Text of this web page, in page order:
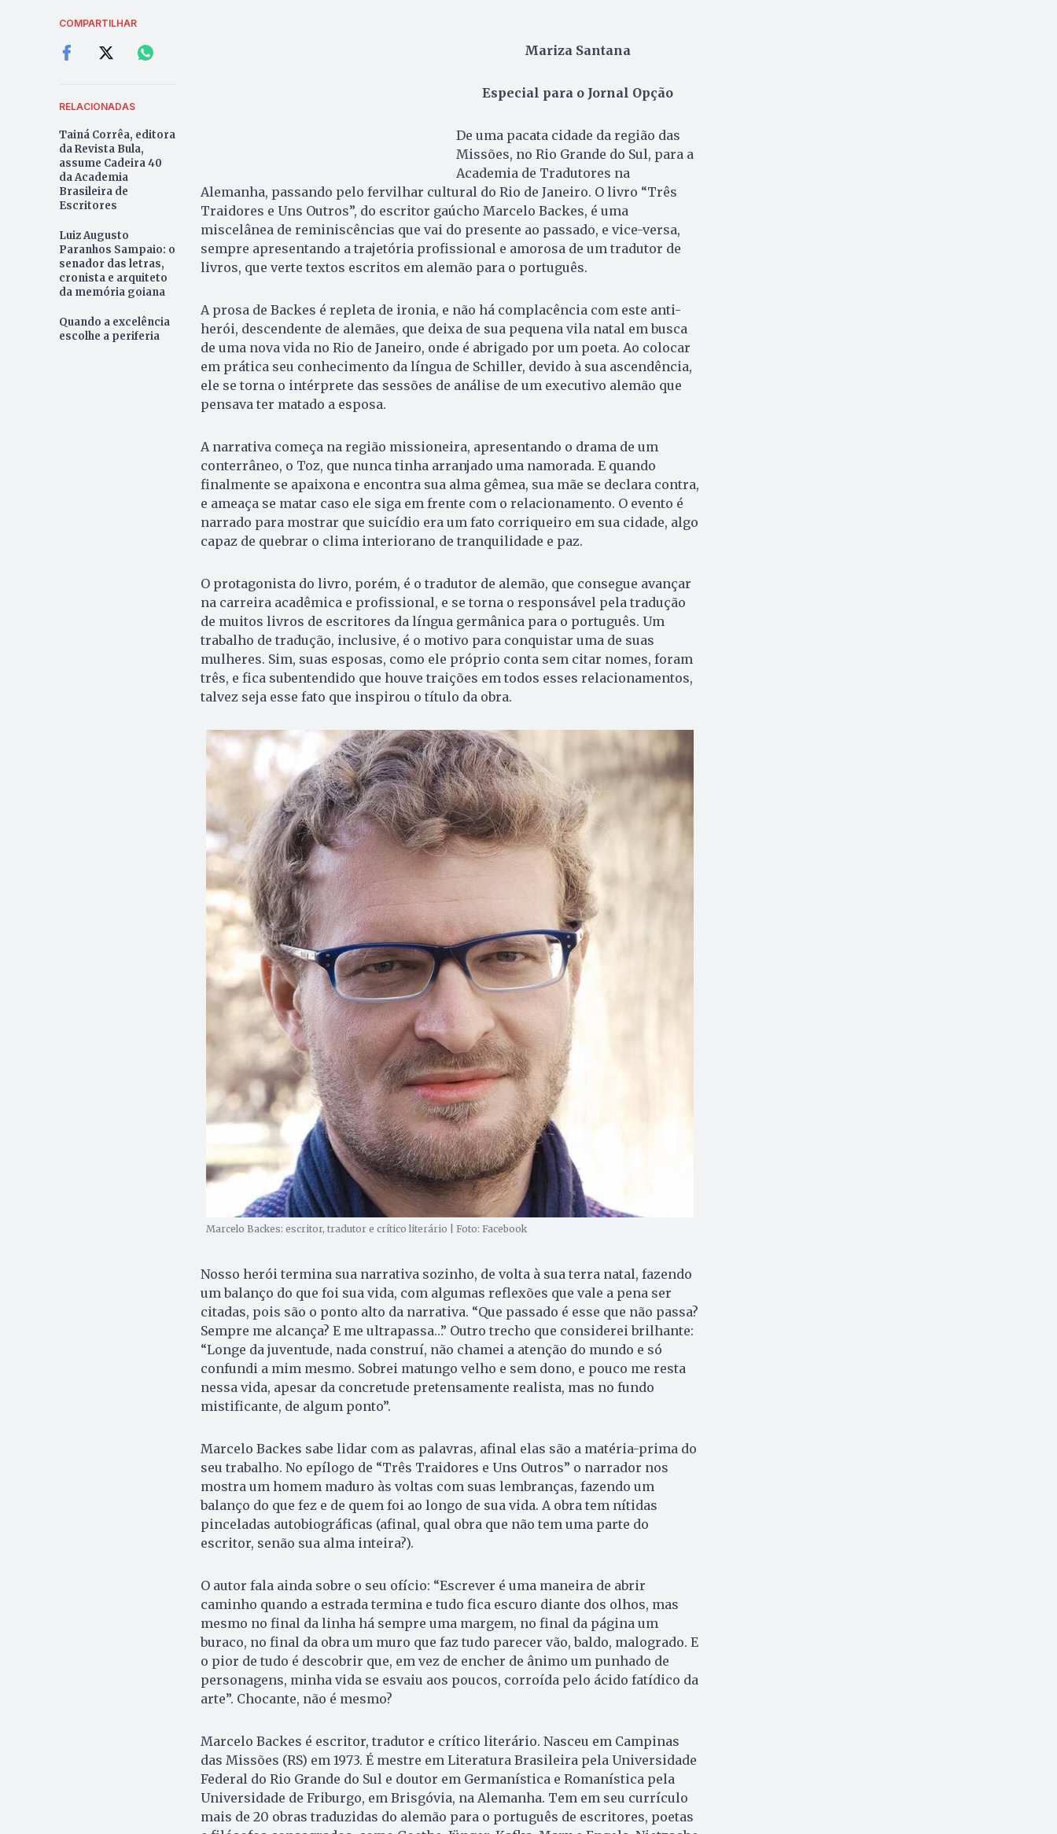
COMPARTILHAR
RELACIONADAS
Tainá Corrêa, editora
da Revista Bula,
assume Cadeira 40
da Academia
Brasileira de
Escritores
Luiz Augusto
Paranhos Sampaio: o
senador das letras,
cronista e arquiteto
da memória goiana
Quando a excelência
escolhe a periferia
Mariza Santana
Especial para o Jornal Opção
De uma pacata cidade da região das
Missões, no Rio Grande do Sul, para a
Academia de Tradutores na
Alemanha, passando pelo fervilhar cultural do Rio de Janeiro. O livro “Três
Traidores e Uns Outros”, do escritor gaúcho Marcelo Backes, é uma
miscelânea de reminiscências que vai do presente ao passado, e vice-versa,
sempre apresentando a trajetória profissional e amorosa de um tradutor de
livros, que verte textos escritos em alemão para o português.
A prosa de Backes é repleta de ironia, e não há complacência com este anti-
herói, descendente de alemães, que deixa de sua pequena vila natal em busca
de uma nova vida no Rio de Janeiro, onde é abrigado por um poeta. Ao colocar
em prática seu conhecimento da língua de Schiller, devido à sua ascendência,
ele se torna o intérprete das sessões de análise de um executivo alemão que
pensava ter matado a esposa.
A narrativa começa na região missioneira, apresentando o drama de um
conterrâneo, o Toz, que nunca tinha arranjado uma namorada. E quando
finalmente se apaixona e encontra sua alma gêmea, sua mãe se declara contra,
e ameaça se matar caso ele siga em frente com o relacionamento. O evento é
narrado para mostrar que suicídio era um fato corriqueiro em sua cidade, algo
capaz de quebrar o clima interiorano de tranquilidade e paz.
O protagonista do livro, porém, é o tradutor de alemão, que consegue avançar
na carreira acadêmica e profissional, e se torna o responsável pela tradução
de muitos livros de escritores da língua germânica para o português. Um
trabalho de tradução, inclusive, é o motivo para conquistar uma de suas
mulheres. Sim, suas esposas, como ele próprio conta sem citar nomes, foram
três, e fica subentendido que houve traições em todos esses relacionamentos,
talvez seja esse fato que inspirou o título da obra.
Marcelo Backes: escritor, tradutor e crítico literário | Foto: Facebook
Nosso herói termina sua narrativa sozinho, de volta à sua terra natal, fazendo
um balanço do que foi sua vida, com algumas reflexões que vale a pena ser
citadas, pois são o ponto alto da narrativa. “Que passado é esse que não passa?
Sempre me alcança? E me ultrapassa…” Outro trecho que considerei brilhante:
“Longe da juventude, nada construí, não chamei a atenção do mundo e só
confundi a mim mesmo. Sobrei matungo velho e sem dono, e pouco me resta
nessa vida, apesar da concretude pretensamente realista, mas no fundo
mistificante, de algum ponto”.
Marcelo Backes sabe lidar com as palavras, afinal elas são a matéria-prima do
seu trabalho. No epílogo de “Três Traidores e Uns Outros” o narrador nos
mostra um homem maduro às voltas com suas lembranças, fazendo um
balanço do que fez e de quem foi ao longo de sua vida. A obra tem nítidas
pinceladas autobiográficas (afinal, qual obra que não tem uma parte do
escritor, senão sua alma inteira?).
O autor fala ainda sobre o seu ofício: “Escrever é uma maneira de abrir
caminho quando a estrada termina e tudo fica escuro diante dos olhos, mas
mesmo no final da linha há sempre uma margem, no final da página um
buraco, no final da obra um muro que faz tudo parecer vão, baldo, malogrado. E
o pior de tudo é descobrir que, em vez de encher de ânimo um punhado de
personagens, minha vida se esvaiu aos poucos, corroída pelo ácido fatídico da
arte”. Chocante, não é mesmo?
Marcelo Backes é escritor, tradutor e crítico literário. Nasceu em Campinas
das Missões (RS) em 1973. É mestre em Literatura Brasileira pela Universidade
Federal do Rio Grande do Sul e doutor em Germanística e Romanística pela
Universidade de Friburgo, em Brisgóvia, na Alemanha. Tem em seu currículo
mais de 20 obras traduzidas do alemão para o português de escritores, poetas